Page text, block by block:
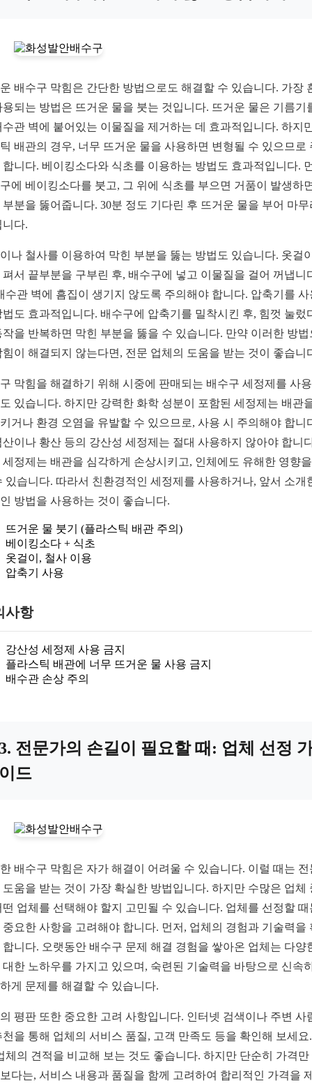
배수구 막힘은 간단한 방법으로도 해결할 수 있습니다. 가장
용되는 방법은 뜨거운 물을 붓는 것입니다. 뜨거운 물은 기름기
수관 벽에 붙어있는 이물질을 제거하는 데 효과적입니다. 하지
배관의 경우, 너무 뜨거운 물을 사용하면 변형될 수 있으므로
합니다. 베이킹소다와 식초를 이용하는 방법도 효과적입니다.
에 베이킹소다를 붓고, 그 위에 식초를 부으면 거품이 발생하
부분을 뚫어줍니다. 30분 정도 기다린 후 뜨거운 물을 부어 마무
니다.
나 철사를 이용하여 막힌 부분을 뚫는 방법도 있습니다. 옷걸
펴서 끝부분을 구부린 후, 배수구에 넣고 이물질을 걸어 꺼냅니
수관 벽에 흠집이 생기지 않도록 주의해야 합니다. 압축기를 사
법도 효과적입니다. 배수구에 압축기를 밀착시킨 후, 힘껏 눌렀
작을 반복하면 막힌 부분을 뚫을 수 있습니다. 만약 이러한 방법
힘이 해결되지 않는다면, 전문 업체의 도움을 받는 것이 좋습니
막힘을 해결하기 위해 시중에 판매되는 배수구 세정제를 사
있습니다. 하지만 강력한 화학 성분이 포함된 세정제는 배관
거나 환경 오염을 유발할 수 있으므로, 사용 시 주의해야 합니
산이나 황산 등의 강산성 세정제는 절대 사용하지 않아야 합니
세정제는 배관을 심각하게 손상시키고, 인체에도 유해한 영향
있습니다. 따라서 친환경적인 세정제를 사용하거나, 앞서 소개
방법을 사용하는 것이 좋습니다.
뜨거운 물 붓기 (플라스틱 배관 주의)
베이킹소다 + 식초
옷걸이, 철사 이용
압축기 사용
사항
강산성 세정제 사용 금지
플라스틱 배관에 너무 뜨거운 물 사용 금지
배수관 손상 주의
전문가의 손길이 필요할 때: 업체 선정
드
배수구 막힘은 자가 해결이 어려울 수 있습니다. 이럴 때는 전
도움을 받는 것이 가장 확실한 방법입니다. 하지만 수많은 업체
떤 업체를 선택해야 할지 고민될 수 있습니다. 업체를 선정할 때
중요한 사항을 고려해야 합니다. 먼저, 업체의 경험과 기술력을
합니다. 오랫동안 배수구 문제 해결 경험을 쌓아온 업체는 다양
대한 노하우를 가지고 있으며, 숙련된 기술력을 바탕으로 신속
게 문제를 해결할 수 있습니다.
평판 또한 중요한 고려 사항입니다. 인터넷 검색이나 주변 사
천을 통해 업체의 서비스 품질, 고객 만족도 등을 확인해 보세요
체의 견적을 비교해 보는 것도 좋습니다. 하지만 단순히 가격만
다는, 서비스 내용과 품질을 함께 고려하여 합리적인 가격을